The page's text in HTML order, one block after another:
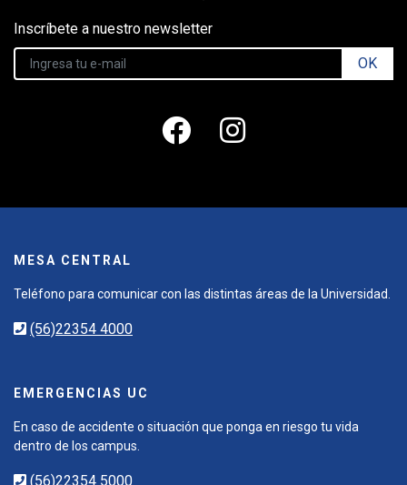
Inscríbete a nuestro newsletter
OK
MESA CENTRAL
Teléfono para comunicar con las distintas áreas de la Universidad.
(56)22354 4000
EMERGENCIAS UC
En caso de accidente o situación que ponga en riesgo tu vida
dentro de los campus.
(56)22354 5000